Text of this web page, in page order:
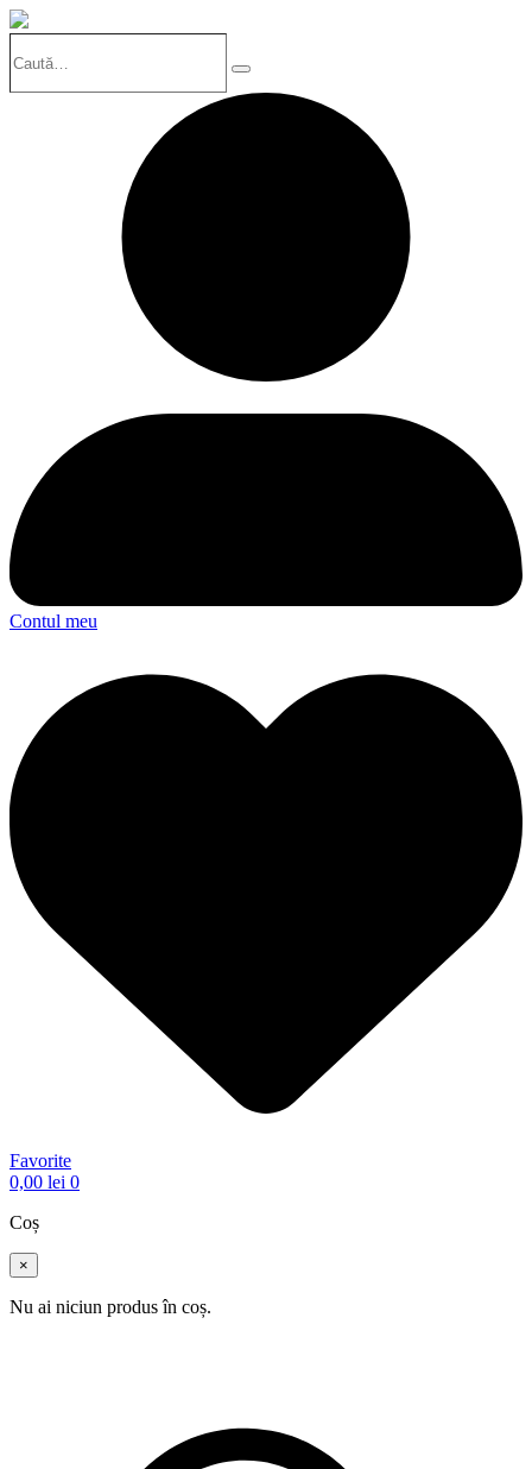
Search
Contul meu
Favorite
0,00 lei 0
Coș
×
Nu ai niciun produs în coș.